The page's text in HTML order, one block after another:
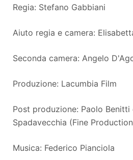
Regia: Stefano Gabbiani
Aiuto regia e camera:
Seconda camera: Angelo
Produzione: Lacumbia Film
Post produzione: Paolo Benitti
Spadavecchia (Fine
Musica: Federico Pianciola